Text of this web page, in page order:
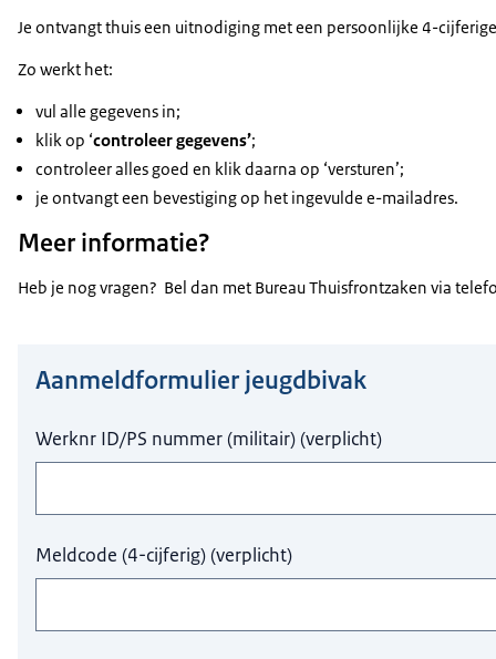
Je ontvangt thuis een uitnodiging met een persoonlijke 4-
Zo werkt het:
vul alle gegevens in;
klik op ‘controleer gegevens’;
controleer alles goed en klik daarna op ‘versturen’;
je ontvangt een bevestiging op het ingevulde e-mailadres.
Meer informatie?
Heb je nog vragen? Bel dan met Bureau Thuisfrontzaken via
Aanmeldformulier jeugdbivak
Werknr ID/PS nummer (militair)(verplicht)
Meldcode (4-cijferig)(verplicht)
Hier niets invullen a.u.b.